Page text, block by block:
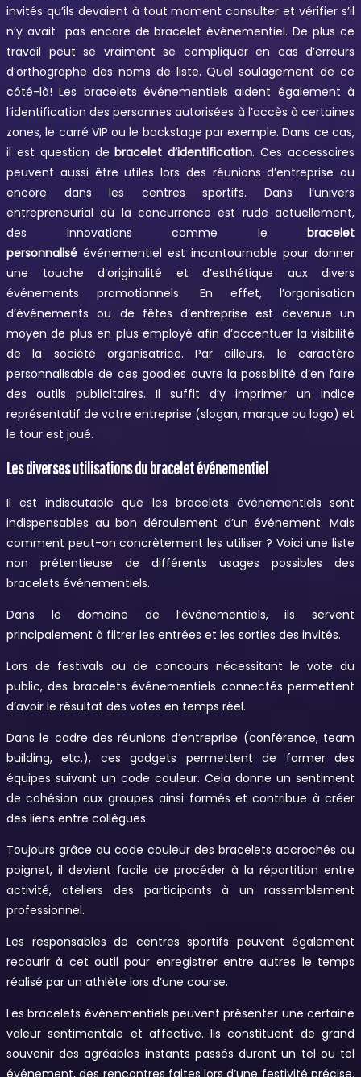
invités qu’ils devaient à tout moment consulter et vérifier s’il
n’y avait pas encore de bracelet événementiel. De plus ce
travail peut se vraiment se compliquer en cas d’erreurs
d’orthographe des noms de liste. Quel soulagement de ce
côté-là! Les bracelets événementiels aident également à
l’identification des personnes autorisées à l’accès à certaines
zones, le carré VIP ou le backstage par exemple. Dans ce cas,
il est question debracelet d’identification. Ces accessoires
peuvent aussi être utiles lors des réunions d’entreprise ou
encore dans les centres sportifs. Dans l’univers
entrepreneurial où la concurrence est rude actuellement,
des innovations comme le bracelet
personnalisé événementiel est incontournable pour donner
une touche d’originalité et d’esthétique aux divers
événements promotionnels. En effet, l’organisation
d’événements ou de fêtes d’entreprise est devenue un
moyen de plus en plus employé afin d’accentuer la visibilité
de la société organisatrice. Par ailleurs, le caractère
personnalisable de ces goodies ouvre la possibilité d’en faire
des outils publicitaires. Il suffit d’y imprimer un indice
représentatif de votre entreprise (slogan, marque ou logo) et
le tour est joué.
Les diverses utilisations du bracelet événementiel
Il est indiscutable que les bracelets événementiels sont
indispensables au bon déroulement d’un événement. Mais
comment peut-on concrètement les utiliser ? Voici une liste
non prétentieuse de différents usages possibles des
bracelets événementiels.
Dans le domaine de l’événementiels, ils servent
principalement à filtrer les entrées et les sorties des invités.
Lors de festivals ou de concours nécessitant le vote du
public, des bracelets événementiels connectés permettent
d’avoir le résultat des votes en temps réel.
Dans le cadre des réunions d’entreprise (conférence, team
building, etc.), ces gadgets permettent de former des
équipes suivant un code couleur. Cela donne un sentiment
de cohésion aux groupes ainsi formés et contribue à créer
des liens entre collègues.
Toujours grâce au code couleur des bracelets accrochés au
poignet, il devient facile de procéder à la répartition entre
activité, ateliers des participants à un rassemblement
professionnel.
Les responsables de centres sportifs peuvent également
recourir à cet outil pour enregistrer entre autres le temps
réalisé par un athlète lors d’une course.
Les bracelets événementiels peuvent présenter une certaine
valeur sentimentale et affective. Ils constituent de grand
souvenir des agréables instants passés durant un tel ou tel
événement, des rencontres faites lors d’une festivité précise.